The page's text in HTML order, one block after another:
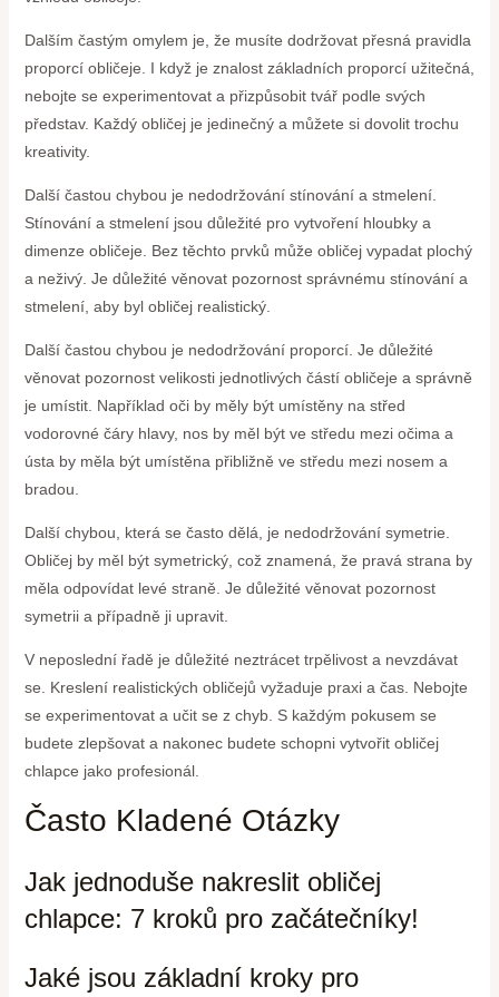
Dalším častým omylem je, že musíte dodržovat přesná pravidla
proporcí obličeje. I když je znalost základních proporcí užitečná,
nebojte se experimentovat a přizpůsobit tvář podle svých
představ. Každý obličej je jedinečný a můžete si dovolit trochu
kreativity.
Další častou chybou je nedodržování stínování a stmelení.
Stínování a stmelení jsou důležité pro vytvoření hloubky a
dimenze obličeje. Bez těchto prvků může obličej vypadat plochý
a neživý. Je důležité věnovat pozornost správnému stínování a
stmelení, aby byl obličej realistický.
Další častou chybou je nedodržování proporcí. Je důležité
věnovat pozornost velikosti jednotlivých částí obličeje a správně
je umístit. Například oči by měly být umístěny na střed
vodorovné čáry hlavy, nos by měl být ve středu mezi očima a
ústa by měla být umístěna přibližně ve středu mezi nosem a
bradou.
Další chybou, která se často dělá, je nedodržování symetrie.
Obličej by měl být symetrický, což znamená, že pravá strana by
měla odpovídat levé straně. Je důležité věnovat pozornost
symetrii a případně ji upravit.
V neposlední řadě je důležité neztrácet trpělivost a nevzdávat
se. Kreslení realistických obličejů vyžaduje praxi a čas. Nebojte
se experimentovat a učit se z chyb. S každým pokusem se
budete zlepšovat a nakonec budete schopni vytvořit obličej
chlapce jako profesionál.
Často Kladené Otázky
Jak jednoduše nakreslit obličej
chlapce: 7 kroků pro začátečníky!
Jaké jsou základní kroky pro